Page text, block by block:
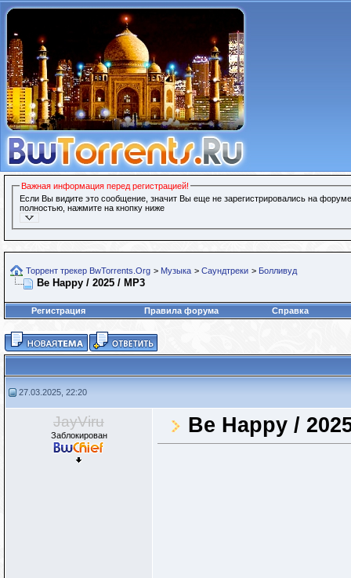
Важная информация перед регистрацией!
Если Вы видите это сообщение, значит Вы еще не зарегистрировались на
полностью, нажмите на кнопку ниже
Торрент трекер BwTorrents.Org > Музыка > Саундтреки > Болливуд
Be Happy / 2025 / MP3
Регистрация Правила форума Справка
27.03.2025, 22:20
JayViru
Заблокирован Be Happy /